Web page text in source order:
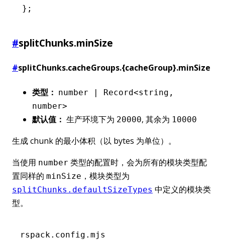
};
#splitChunks.minSize
#splitChunks.cacheGroups.{cacheGroup}.minSize
类型： number | Record<string,
number>
默认值： 生产环境下为 20000, 其余为 10000
生成 chunk 的最小体积（以 bytes 为单位）。
当使用 number 类型的配置时，会为所有的模块类型配
置同样的 minSize ，模块类型为
splitChunks.defaultSizeTypes 中定义的模块类
型。
rspack.config.mjs